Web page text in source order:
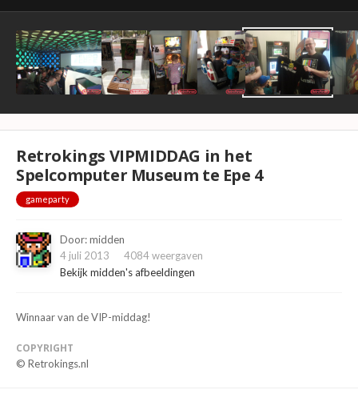
Retrokings VIPMIDDAG in het
Spelcomputer Museum te Epe 4
gameparty
Door:midden
4 juli 2013
4084 weergaven
Bekijk midden's afbeeldingen
Winnaar van de VIP-middag!
COPYRIGHT
© Retrokings.nl